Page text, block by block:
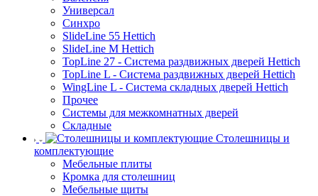
Универсал
Синхро
SlideLine 55 Hettich
SlideLine M Hettich
TopLine 27 - Система раздвижных дверей Hettich
TopLine L - Система раздвижных дверей Hettich
WingLine L - Система складных дверей Hettich
Прочее
Системы для межкомнатных дверей
Складные
Столешницы и
комплектующие
Мебельные плиты
Кромка для столешниц
Мебельные щиты